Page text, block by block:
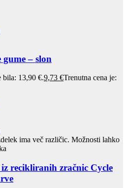
– slon
bila: 13,90 €.9,73 €Trenutna cena je:
ima več različic. Možnosti lahko
iz recikliranih zračnic Cycle